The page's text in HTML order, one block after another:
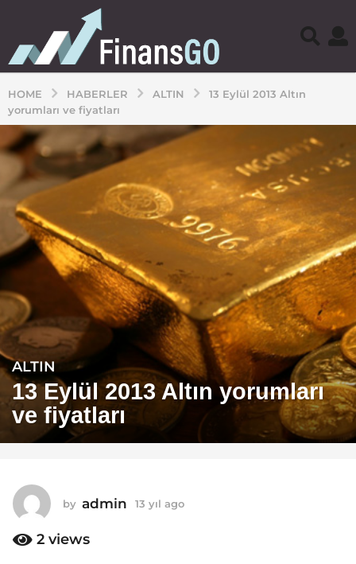
HOME HABERLER ALTIN
13 Eylül 2013 Altın
yorumları ve fiyatları
1
3
y
ı
l
o
1
3
ALTIN
13 Eylül 2013 Altın yorumları
ve fiyatları
by admin 13 yıl ago
2 views